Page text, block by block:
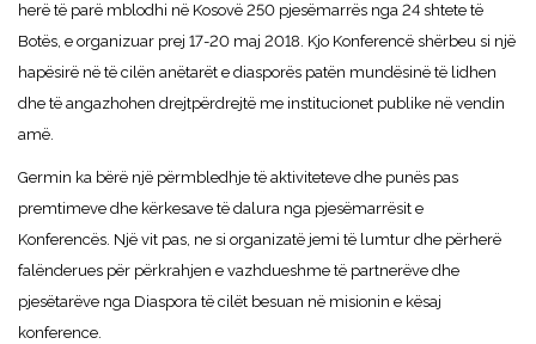
herë të parë mblodhi në Kosovë 250 pjesëmarrës nga 24 shtete të
Botës, e organizuar prej 17-20 maj 2018. Kjo Konferencë shërbeu si një
hapësirë në të cilën anëtarët e diasporës patën mundësinë të lidhen
dhe të angazhohen drejtpërdrejtë me institucionet publike në vendin
amë.
Germin ka bërë një përmbledhje të aktiviteteve dhe punës pas
premtimeve dhe kërkesave të dalura nga pjesëmarrësit e
Konferencës. Një vit pas, ne si organizatë jemi të lumtur dhe përherë
falënderues për përkrahjen e vazhdueshme të partnerëve dhe
pjesëtarëve nga Diaspora të cilët besuan në misionin e kësaj
konference.